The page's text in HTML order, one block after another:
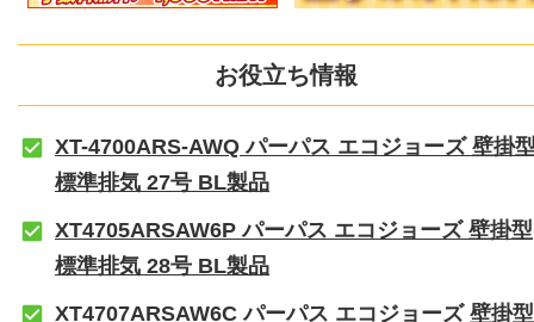
お役立ち情報
XT-4700ARS-AWQ パーパス エコジョーズ 壁掛
標準排気 27号 BL製品
XT4705ARSAW6P パーパス エコジョーズ 壁掛型
標準排気 28号 BL製品
XT4707ARSAW6C パーパス エコジョーズ 壁掛型